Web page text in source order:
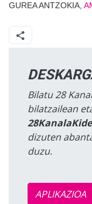
GUREA ANTZOKIA,
Bilatu 28
bilatzailean
28KanalaKide
dizuten
duzu.
APLIKAZIOA